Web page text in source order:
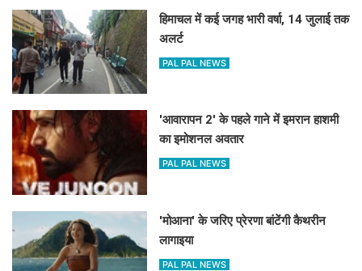
हिमाचल में कई जगह भारी वर्षा, 14 जुलाई तक
अलर्ट
PAL PAL NEWS
'आवारापन 2' के पहले गाने में इमरान हाशमी
का इमोशनल अवतार
PAL PAL NEWS
'मोआना' के जरिए प्रेरणा बांटेंगी कैथरीन
लागाइया
PAL PAL NEWS